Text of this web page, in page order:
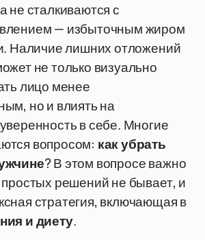
не сталкиваются с
— избыточным жиром
Наличие лишних отложений
не только визуально
лицо менее
но и влиять на
в себе. Многие
вопросом: как убрать
? В этом вопросе важно
решений не бывает, и
стратегия, включающая в
и диету.